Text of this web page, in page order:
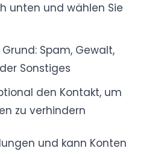
unten und wählen Sie
Spam, Gewalt,
Sonstiges
den Kontakt, um
zu verhindern
und kann Konten